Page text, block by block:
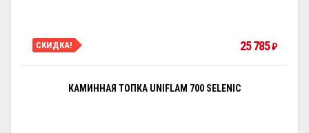
СКИДКА! 25 785 ₽
КАМИННАЯ ТОПКА UNIFLAM 700 SELENIC